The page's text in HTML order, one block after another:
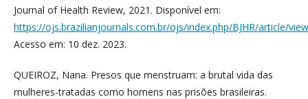
Journal of Health Review, 2021. Disponível em:
https://ojs.brazilianjournals.com.br/ojs/index.php/BJHR/article/
Acesso em: 10 dez. 2023.
QUEIROZ, Nana. Presos que menstruam: a brutal vida das
mulheres-tratadas como homens nas prisões brasileiras.